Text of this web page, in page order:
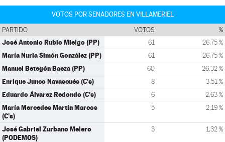
VOTOS POR SENADORES EN VILLAMERIEL
PARTIDO VOTOS %
José Antonio Rubio Mielgo (PP) 61 26,75 %
María Nuria Simón González (PP) 61 26,75 %
Manuel Betegón Baeza (PP) 60 26,32 %
Enrique Junco Navascués (C's) 8 3,51 %
Eduardo Álvarez Redondo (C's) 6 2,63 %
María Mercedes Martín Marcos
(C's)
5 2,19 %
José Gabriel Zurbano Melero
(PODEMOS)
3 1,32 %